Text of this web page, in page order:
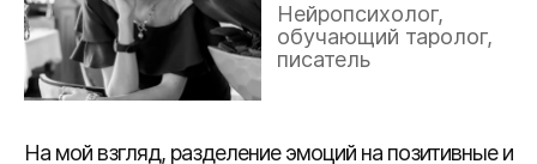
Нейропсихолог,
обучающий таролог,
писатель
На мой взгляд, разделение эмоций на позитивные и